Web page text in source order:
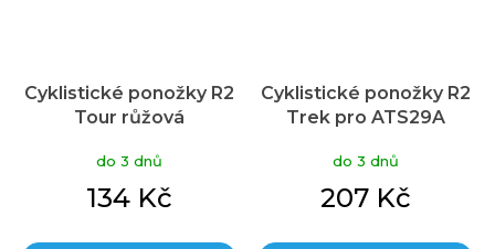
Cyklistické ponožky R2
Tour růžová
do 3 dnů
134 Kč
Cyklistické ponožky R2
Trek pro ATS29A
do 3 dnů
207 Kč